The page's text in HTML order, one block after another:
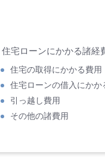
住宅ローンにかかる諸経
住宅の取得にかかる費用
住宅ローンの借入にかか
引っ越し費用
その他の諸費用